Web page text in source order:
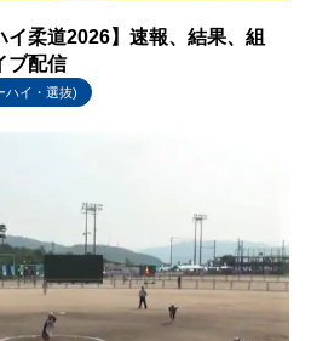
イ柔道2026】速報、結果、組
ブ配信
ハイ・選抜)